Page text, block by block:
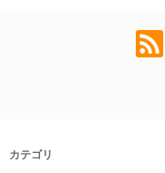
カテゴリ